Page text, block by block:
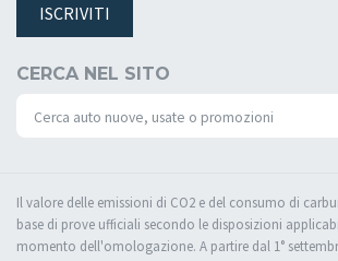
ISCRIVITI
CERCA NEL SITO
Il valore delle emissioni di CO2 e del consumo di
base di prove ufficiali secondo le disposizioni
momento dell'omologazione. A partire dal 1°